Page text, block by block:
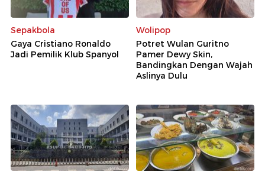
Sepakbola
Gaya Cristiano Ronaldo
Jadi Pemilik Klub Spanyol
Wolipop
Potret Wulan Guritno
Pamer Dewy Skin,
Bandingkan Dengan Wajah
Aslinya Dulu